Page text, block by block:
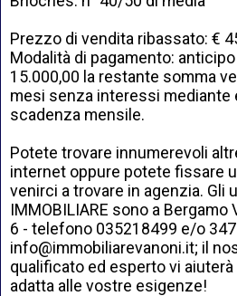
Prezzo di vendita ribassato: €
Modalità di pagamento:
15.000,00 la restante somma
mesi senza interessi mediante
scadenza mensile.
Potete trovare innumerevoli
internet oppure potete fissare
venirci a trovare in agenzia. Gli
IMMOBILIARE sono a Bergamo
6 - telefono 035218499 e/o
info@immobiliarevanoni.it; il
qualificato ed esperto vi
adatta alle vostre esigenze!